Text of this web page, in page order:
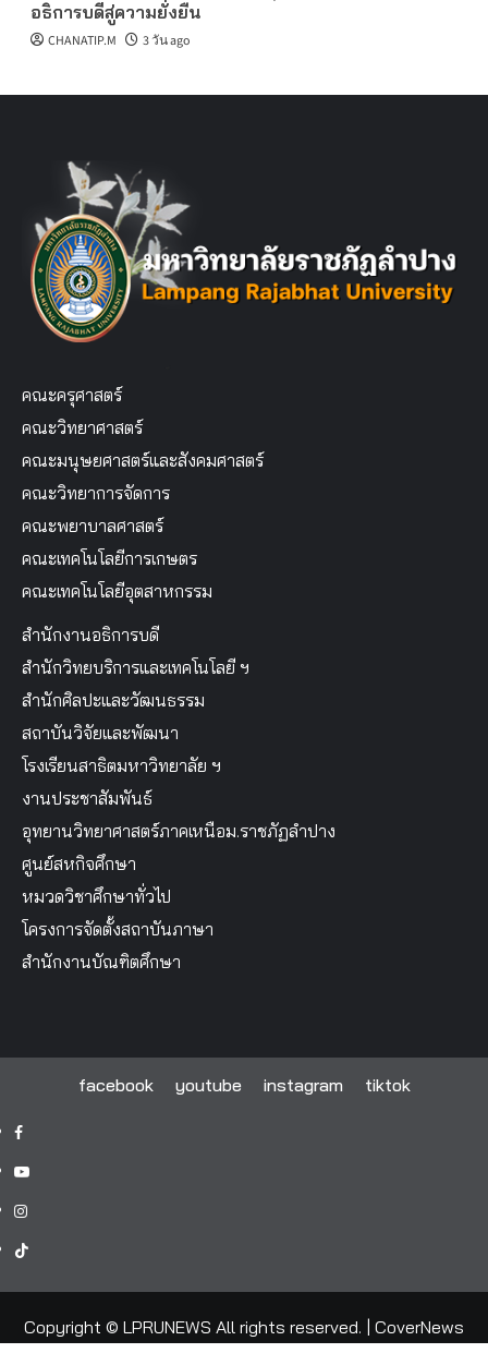
อธิการบดีสู่ความยั่งยืน
CHANATIP.M 3 วัน ago
คณะครุศาสตร์
คณะวิทยาศาสตร์
คณะมนุษยศาสตร์และสังคมศาสตร์
คณะวิทยาการจัดการ
คณะพยาบาลศาสตร์
คณะเทคโนโลยีการเกษตร
คณะเทคโนโลยีอุตสาหกรรม
สำนักงานอธิการบดี
สำนักวิทยบริการและเทคโนโลยี ฯ
สำนักศิลปะและวัฒนธรรม
สถาบันวิจัยและพัฒนา
โรงเรียนสาธิตมหาวิทยาลัย ฯ
งานประชาสัมพันธ์
อุทยานวิทยาศาสตร์ภาคเหนือม.ราชภัฏลำปาง
ศูนย์สหกิจศึกษา
หมวดวิชาศึกษาทั่วไป
โครงการจัดตั้งสถาบันภาษา
สำนักงานบัณฑิตศึกษา
facebook youtube instagram tiktok
facebook
youtube
instagram
tiktok
Copyright © LPRUNEWS All rights reserved.
CoverNews